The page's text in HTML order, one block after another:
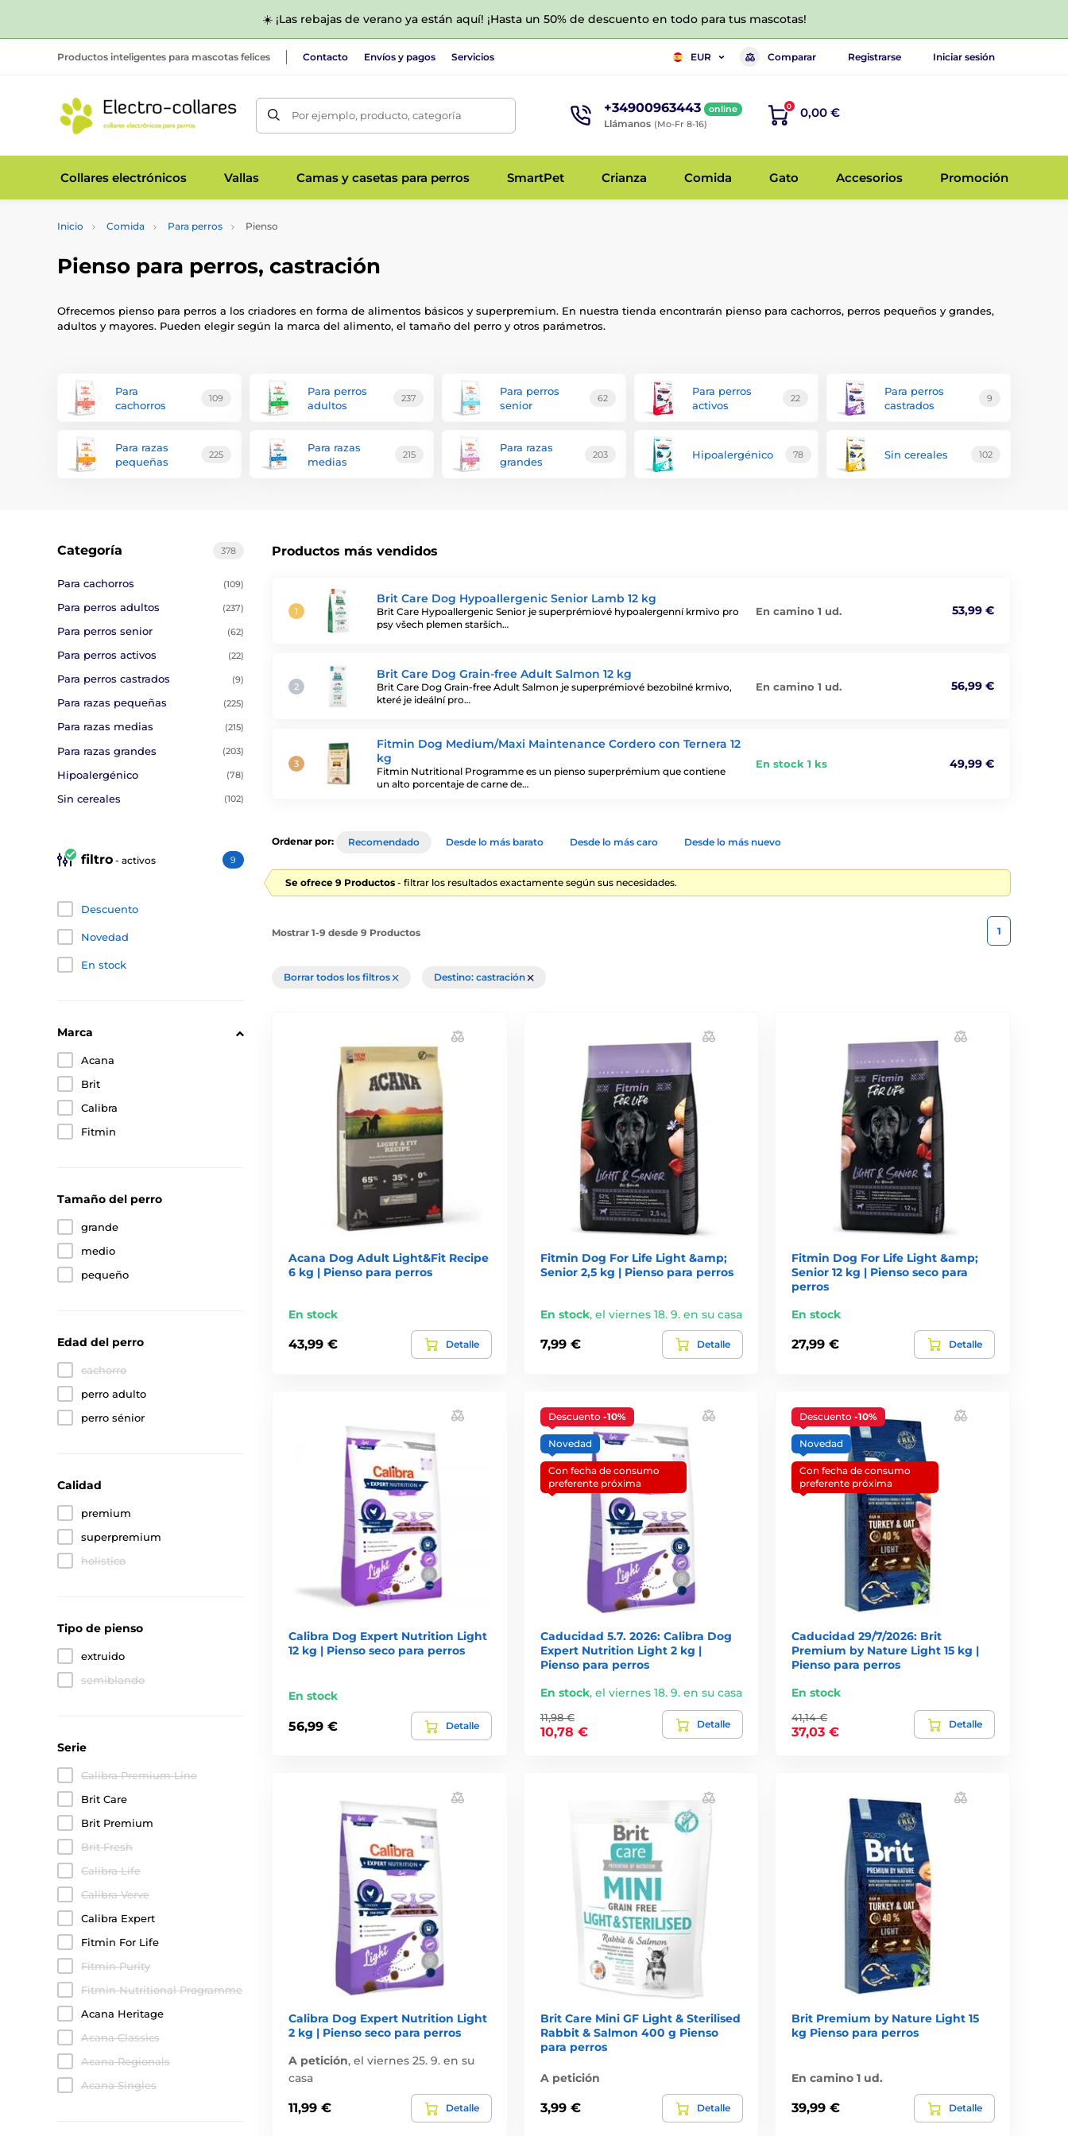
☀️ ¡Las rebajas de verano ya están aquí! ¡Hasta un 50% de descuento en todo para tus mascotas!
Productos inteligentes para mascotas felices Contacto Envíos y pagos Servicios EUR Comparar Registrarse Iniciar sesión
Por ejemplo, producto, categoría +34900963443 online
Llámanos (Mo-Fr 8-16)
0 0,00 €
Collares electrónicos Vallas Camas y casetas para perros SmartPet Crianza Comida Gato Accesorios Promoción
Inicio Comida Para perros Pienso
Pienso para perros, castración
Ofrecemos pienso para perros a los criadores en forma de alimentos básicos y superpremium. En nuestra tienda encontrarán pienso para cachorros, perros pequeños y grandes,
adultos y mayores. Pueden elegir según la marca del alimento, el tamaño del perro y otros parámetros.
Para
cachorros
109
Para perros
adultos
237
Para perros
senior
62
Para perros
activos
22
Para perros
castrados
9
Para razas
pequeñas
225
Para razas
medias
215
Para razas
grandes
203 Hipoalergénico 78 Sin cereales 102
Productos más vendidos
Brit Care Dog Hypoallergenic Senior Lamb 12 kg
Brit Care Hypoallergenic Senior je superprémiové hypoalergenní krmivo pro
psy všech plemen starších…
En camino 1 ud. 53,99 €
Brit Care Dog Grain-free Adult Salmon 12 kg
Brit Care Dog Grain-free Adult Salmon je superprémiové bezobilné krmivo,
které je ideální pro…
En camino 1 ud. 56,99 €
Fitmin Dog Medium/Maxi Maintenance Cordero con Ternera 12
kg
Fitmin Nutritional Programme es un pienso superprémium que contiene
un alto porcentaje de carne de…
En stock 1 ks 49,99 €
378
Categoría
Para cachorros (109)
Para perros adultos (237)
Para perros senior (62)
Para perros activos (22)
Para perros castrados (9)
Para razas pequeñas (225)
Para razas medias (215)
Para razas grandes (203)
Hipoalergénico (78)
Sin cereales (102)
filtro - activos 9
Descuento
Novedad
En stock
Marca
Acana
Brit
Calibra
Fitmin
Tamaño del perro
grande
medio
pequeño
Edad del perro
cachorro
perro adulto
perro sénior
Calidad
premium
superpremium
holístico
Tipo de pienso
extruido
semiblando
Serie
Calibra Premium Line
Brit Care
Brit Premium
Brit Fresh
Calibra Life
Calibra Verve
Calibra Expert
Fitmin For Life
Fitmin Purity
Fitmin Nutritional Programme
Acana Heritage
Acana Classics
Acana Regionals
Acana Singles
Ordenar por: Recomendado Desde lo más barato Desde lo más caro Desde lo más nuevo
Se ofrece 9 Productos - filtrar los resultados exactamente según sus necesidades.
Mostrar 1-9 desde 9 Productos 1
Borrar todos los filtros Destino: castración
Acana Dog Adult Light&Fit Recipe
6 kg | Pienso para perros
En stock
43,99 € Detalle
Fitmin Dog For Life Light &amp;
Senior 2,5 kg | Pienso para perros
En stock, el viernes 18. 9. en su casa
7,99 € Detalle
Fitmin Dog For Life Light &amp;
Senior 12 kg | Pienso seco para
perros
En stock
27,99 € Detalle
Calibra Dog Expert Nutrition Light
12 kg | Pienso seco para perros
En stock
56,99 € Detalle
Descuento -10%
Novedad
Con fecha de consumo
preferente próxima
Caducidad 5.7. 2026: Calibra Dog
Expert Nutrition Light 2 kg |
Pienso para perros
En stock, el viernes 18. 9. en su casa
11,98 €
10,78 €
Detalle
Descuento-10%
Novedad
Con fecha de consumo
preferente próxima
Caducidad 29/7/2026: Brit
Premium by Nature Light 15 kg |
Pienso para perros
En stock
41,14 €
37,03 €
Detalle
Calibra Dog Expert Nutrition Light
2 kg | Pienso seco para perros
A petición, el viernes 25. 9. en su
casa
11,99 € Detalle
Brit Care Mini GF Light & Sterilised
Rabbit & Salmon 400 g Pienso
para perros
A petición
3,99 € Detalle
Brit Premium by Nature Light 15
kg Pienso para perros
En camino 1 ud.
39,99 € Detalle